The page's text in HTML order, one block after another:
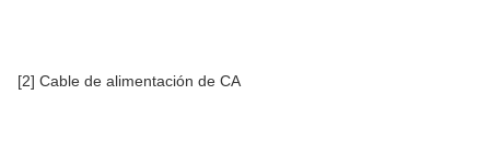
[2] Cable de alimentación de CA